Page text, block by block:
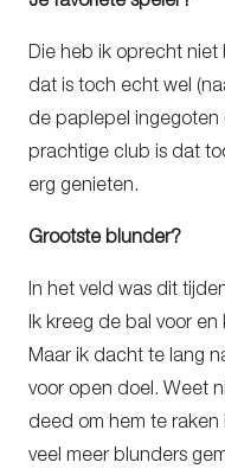
Die heb ik oprecht niet
dat is toch echt wel
de paplepel ingegoten
prachtige club is dat
erg genieten.
Grootste blunder?
In het veld was dit
Ik kreeg de bal voor en
Maar ik dacht te lang
voor open doel. Weet
deed om hem te raken
veel meer blunders